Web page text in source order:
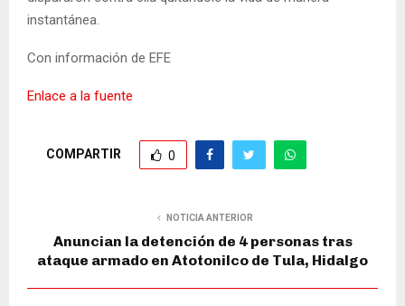
instantánea.
Con información de EFE
Enlace a la fuente
COMPARTIR 0
NOTICIA ANTERIOR
Anuncian la detención de 4 personas tras
ataque armado en Atotonilco de Tula, Hidalgo